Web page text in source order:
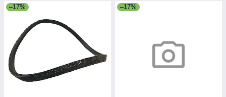
–17% –17%